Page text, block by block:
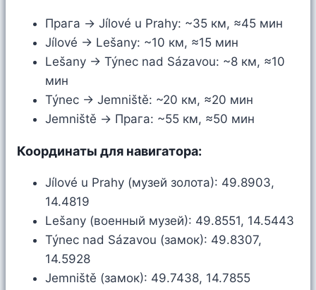
Прага → Jílové u Prahy: ~35 км, ≈45 мин
Jílové → Lešany: ~10 км, ≈15 мин
Lešany → Týnec nad Sázavou: ~8 км, ≈10
мин
Týnec → Jemniště: ~20 км, ≈20 мин
Jemniště → Прага: ~55 км, ≈50 мин
Координаты для навигатора:
Jílové u Prahy (музей золота): 49.8903,
14.4819
Lešany (военный музей): 49.8551, 14.5443
Týnec nad Sázavou (замок): 49.8307,
14.5928
Jemniště (замок): 49.7438, 14.7855